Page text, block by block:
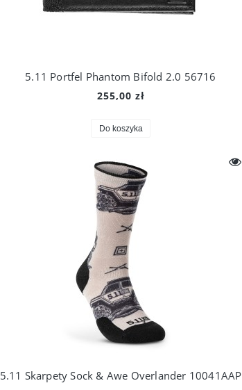
5.11 Portfel Phantom Bifold 2.0 56716
255,00 zł
Do koszyka
5.11 Skarpety Sock & Awe Overlander 10041AAP